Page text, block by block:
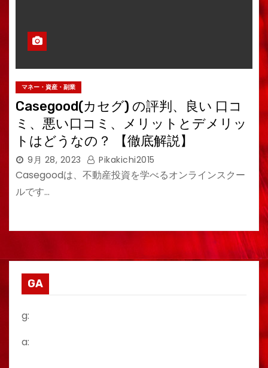
マネー・資産・副業
Casegood(カセグ) の評判、良い 口コ
ミ、悪い口コミ、メリットとデメリッ
トはどうなの？ 【徹底解説】
9月 28, 2023 Pikakichi2015
Casegoodは、不動産投資を学べるオンラインスクー
ルです…
GA
g:
a: